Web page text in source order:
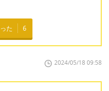
た 6
2024/05/18 09:58